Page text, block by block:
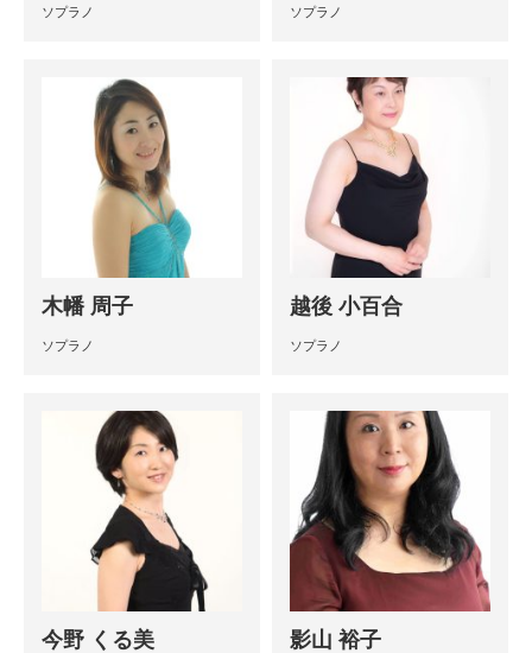
ソプラノ ソプラノ
木幡 周子
ソプラノ
越後 小百合
ソプラノ
今野 くる美 影山 裕子